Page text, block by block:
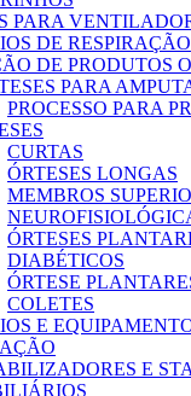
PARA
DE RESPIRAÇÃO
DE PRODUTOS
PARA
PROCESSO PARA
CURTAS
ÓRTESES LONGAS
MEMBROS
ÓRTESES
DIABÉTICOS
ÓRTESE
COLETES
E
E